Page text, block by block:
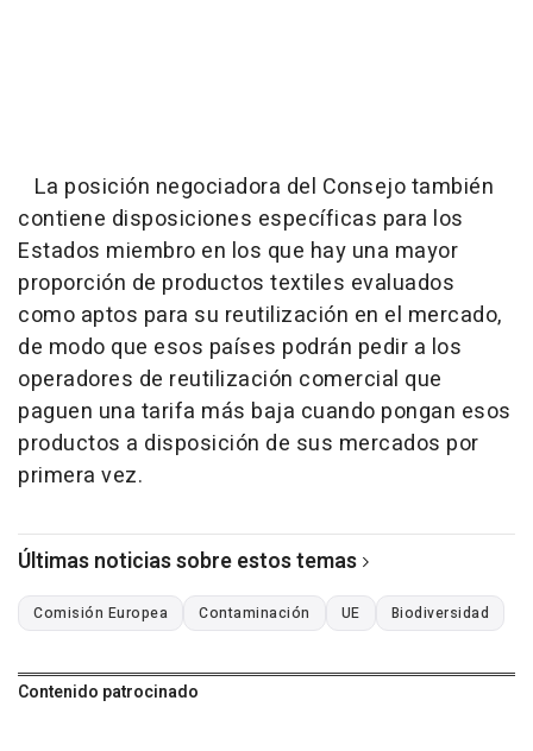
La posición negociadora del Consejo también
contiene disposiciones específicas para los
Estados miembro en los que hay una mayor
proporción de productos textiles evaluados
como aptos para su reutilización en el mercado,
de modo que esos países podrán pedir a los
operadores de reutilización comercial que
paguen una tarifa más baja cuando pongan esos
productos a disposición de sus mercados por
primera vez.
Últimas noticias sobre estos temas
Comisión Europea Contaminación UE Biodiversidad
Contenido patrocinado